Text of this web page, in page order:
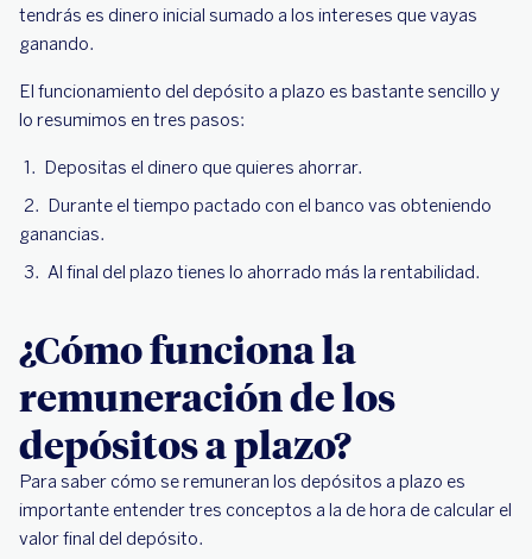
tendrás es dinero inicial sumado a los intereses que vayas
ganando.
El funcionamiento del depósito a plazo es bastante sencillo y
lo resumimos en tres pasos:
Depositas el dinero que quieres ahorrar.
Durante el tiempo pactado con el banco vas obteniendo
ganancias.
Al final del plazo tienes lo ahorrado más la rentabilidad.
¿Cómo funciona la
remuneración de los
depósitos a plazo?
Para saber cómo se remuneran los depósitos a plazo es
importante entender tres conceptos a la de hora de calcular el
valor final del depósito.